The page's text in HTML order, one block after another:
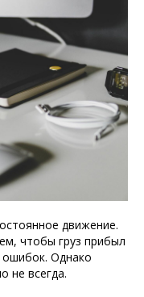
движение.
чтобы груз прибыл
Однако
не всегда.